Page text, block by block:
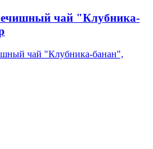
чай "Клубника-